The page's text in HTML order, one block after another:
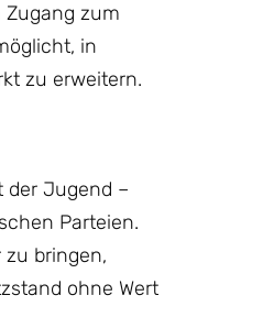
zum
in
zu erweitern.
der Jugend –
Parteien.
bringen,
ohne Wert